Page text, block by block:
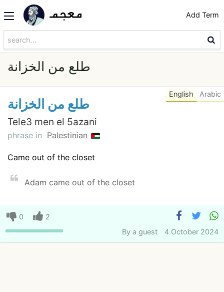
Add Term
طلع من الخزانة
طلع من الخزانة
Tele3 men el 5azani
phrase in Palestinian
Came out of the closet
Adam came out of the closet
English Arabic
0
2
By a guest 4 October 2024